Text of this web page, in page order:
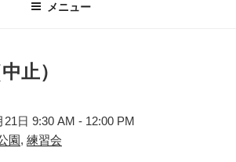
メニュー
止）
21日 9:30 AM - 12:00 PM
園, 練習会